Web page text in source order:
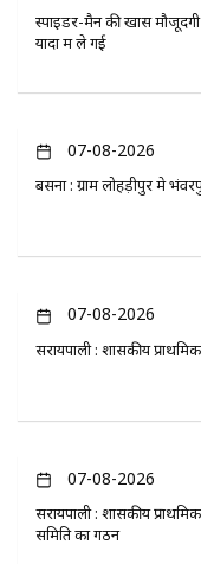
स्पाइडर-मैन की खास मौजूदगी
यादों में ले गई
07-08-2026
बसना : ग्राम लोहड़ीपुर मे
07-08-2026
सरायपाली : शासकीय
07-08-2026
सरायपाली : शासकीय
समिति का गठन